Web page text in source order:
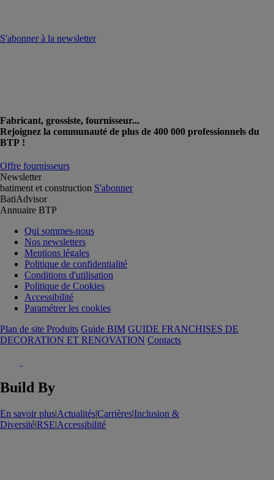
S'abonner à la newsletter
Fabricant, grossiste, fournisseur...
Rejoignez la communauté de plus de 400 000 professionnels du
BTP !
Offre fournisseurs
Newsletter
batiment et construction S'abonner
BatiAdvisor
Annuaire BTP
Qui sommes-nous
Nos newsletters
Mentions légales
Politique de confidentialité
Conditions d'utilisation
Politique de Cookies
Accessibilité
Paramétrer les cookies
Plan de site Produits Guide BIM GUIDE FRANCHISES DE
DECORATION ET RENOVATION Contacts
Build By
En savoir plus|Actualités|Carrières|Inclusion &
Diversité|RSE|Accessibilité